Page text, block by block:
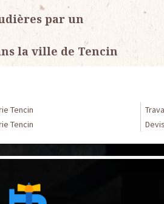
par un
la ville de Tencin
Tencin
Tencin